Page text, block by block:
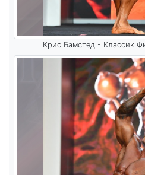
Крис Бамстед - Классик